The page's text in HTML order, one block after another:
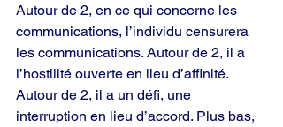
Autour de 2, en ce qui concerne les
communications, l’individu censurera
les communications. Autour de 2, il a
l’hostilité ouverte en lieu d’affinité.
Autour de 2, il a un défi, une
interruption en lieu d’accord. Plus bas,